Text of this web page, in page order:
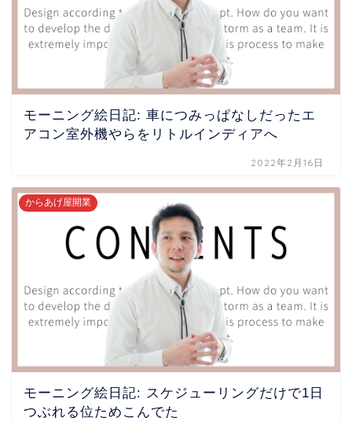
モーニング絵日記: 車につみっぱなしだったエ
アコン室外機やらをリトルインディアへ
2022年2月16日
からあげ屋開業
モーニング絵日記: スケジューリングだけで1日
つぶれる位ためこんでた